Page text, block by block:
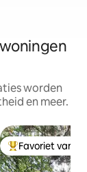
worden
en meer.
Topfavoriet van
Favoriet van